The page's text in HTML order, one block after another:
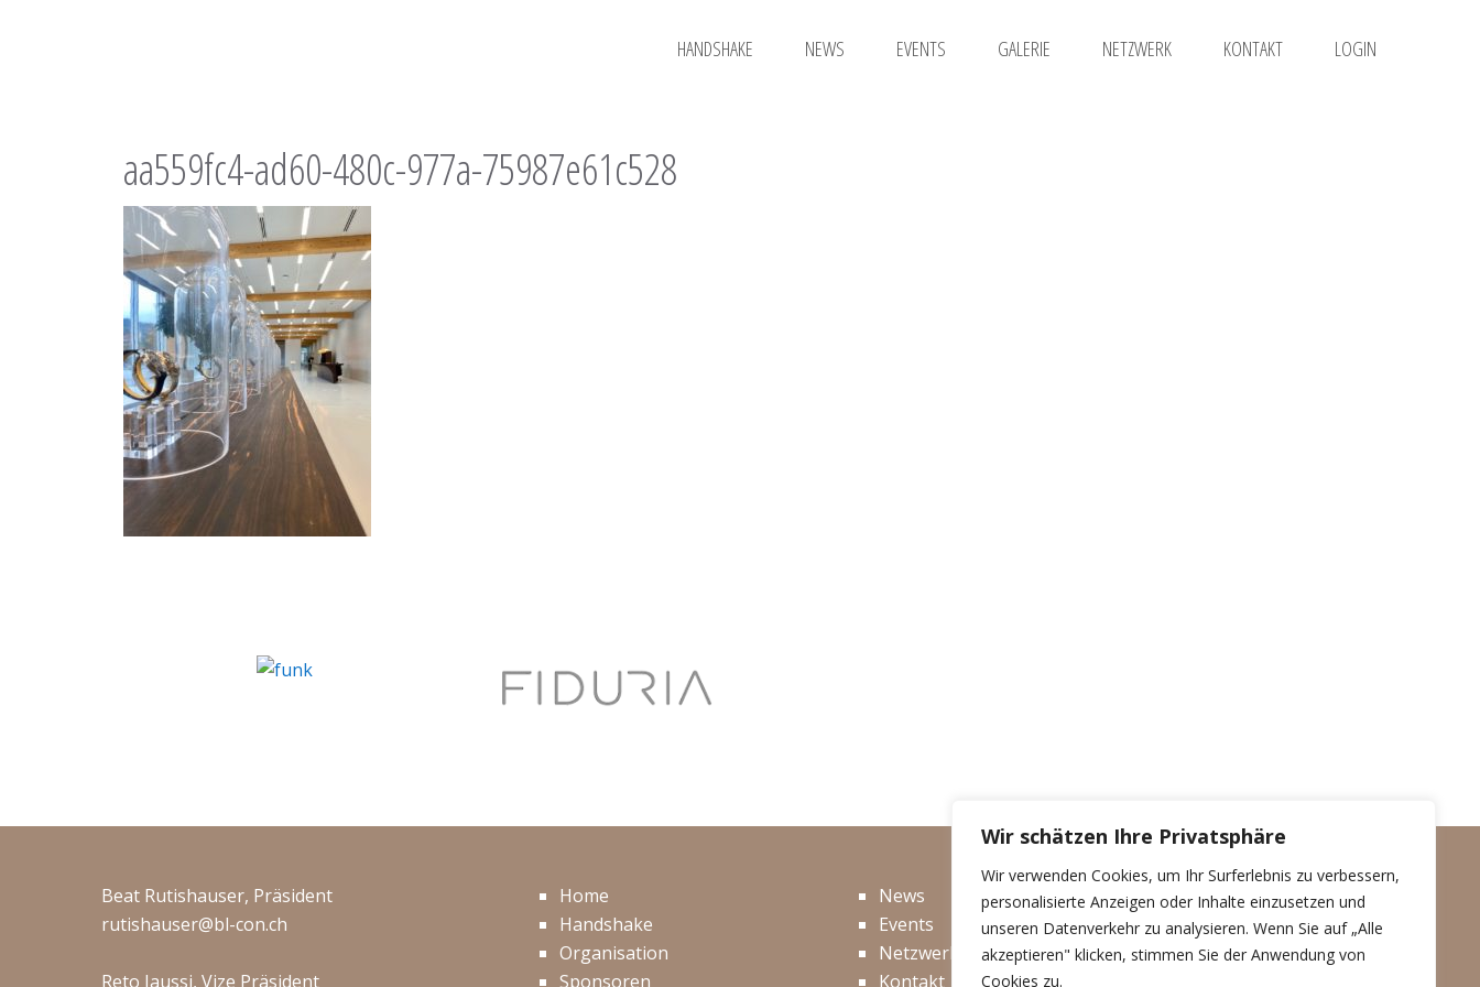
Wir schätzen Ihre Privatsphäre
Wir verwenden Cookies, um Ihr Surferlebnis zu verbessern,
personalisierte Anzeigen oder Inhalte einzusetzen und
unseren Datenverkehr zu analysieren. Wenn Sie auf „Alle
akzeptieren" klicken, stimmen Sie der Anwendung von
Cookies zu.
HANDSHAKE NEWS EVENTS GALERIE NETZWERK KONTAKT LOGIN
aa559fc4-ad60-480c-977a-75987e61c528
Beat Rutishauser, Präsident
rutishauser@bl-con.ch
Reto Jaussi, Vize Präsident
Home
Handshake
Organisation
Sponsoren
News
Events
Netzwerk
Kontakt